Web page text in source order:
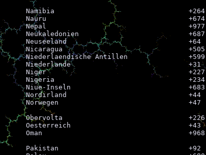
Namibia					+264
Nauru					+674
Nepal					+977
Neukaledonien				+687
Neuseeland				+64
Nicaragua				+505
Niederlaendische Antillen		+599
Niederlande				+31
Niger					+227
Nigeria					+234
Niue-Inseln				+683
Nordirland				+44
Norwegen				+47
Obervolta				+226
Oesterreich				+43
Oman					+968
Pakistan				+92